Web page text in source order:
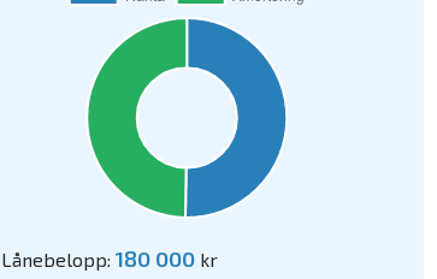
Lånebelopp: 180 000kr